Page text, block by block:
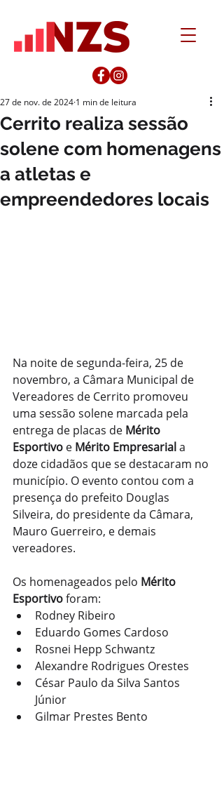
Cerrito realiza sessão
solene com homenagens
a atletas e
empreendedores locais
27 de nov. de 2024 1 min de leitura
Na noite de segunda-feira, 25 de
novembro, a Câmara Municipal de
Vereadores de Cerrito promoveu
uma sessão solene marcada pela
entrega de placas de Mérito
Esportivo e Mérito Empresarial a
doze cidadãos que se destacaram no
município. O evento contou com a
presença do prefeito Douglas
Silveira, do presidente da Câmara,
Mauro Guerreiro, e demais
vereadores.
Os homenageados pelo Mérito
Esportivo foram:
Rodney Ribeiro
Eduardo Gomes Cardoso
Rosnei Hepp Schwantz
Alexandre Rodrigues Orestes
César Paulo da Silva Santos
Júnior
Gilmar Prestes Bento